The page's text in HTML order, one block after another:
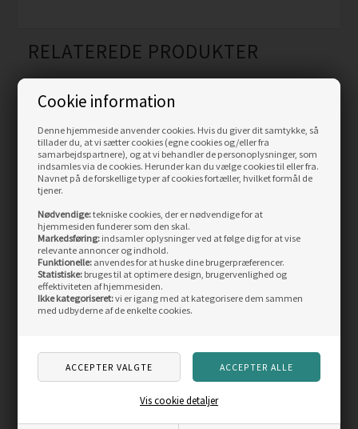
Cookie information
Denne hjemmeside anvender cookies. Hvis du giver dit samtykke, så
tillader du, at vi sætter cookies (egne cookies og/eller fra
samarbejdspartnere), og at vi behandler de personoplysninger, som
indsamles via de cookies. Herunder kan du vælge cookies til eller fra.
Navnet på de forskellige typer af cookies fortæller, hvilket formål de
tjener.
Nødvendige:tekniske cookies, der er nødvendige for at
hjemmesiden funderer som den skal.
Markedsføring: indsamler oplysninger ved at følge dig for at vise
relevante annoncer og indhold.
Funktionelle: anvendes for at huske dine brugerpræferencer.
Statistiske: bruges til at optimere design, brugervenlighed og
effektiviteten af hjemmesiden.
Ikke kategoriseret:vi er igang med at kategorisere dem sammen
med udbyderne af de enkelte cookies.
Vis cookie detaljer
RELATEREDE PRODUKTER
Skarp
Salomon Alphacross 5
Men, black/black/ebony
Vejl. pris949,00
610,00 DKK
Salomon Alphacross 5
GTX Men, black/ebony
Vejl. pris1.099,00
710,00 DKK
ANDRE KØBTE OGSÅ
Skarp